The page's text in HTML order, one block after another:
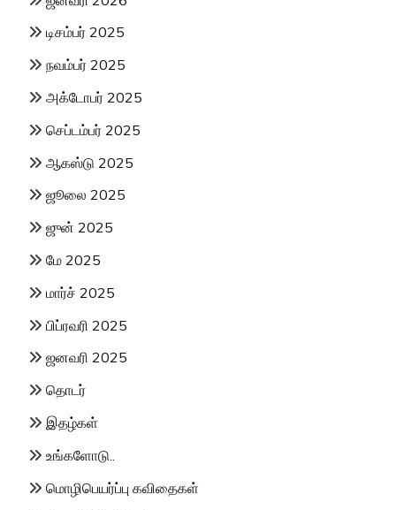
டிசம்பர் 2025
நவம்பர் 2025
அக்டோபர் 2025
செப்டம்பர் 2025
ஆகஸ்டு 2025
ஜூலை 2025
ஜுன் 2025
மே 2025
மார்ச் 2025
பிப்ரவரி 2025
ஜனவரி 2025
தொடர்
இதழ்கள்
உங்களோடு..
மொழிபெயர்ப்பு கவிதைகள்